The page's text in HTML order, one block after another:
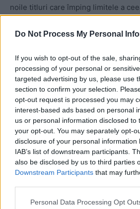
Do Not Process My Personal
If you wish to opt-out of the sale,
processing of your personal or
targeted advertising by us, please use
section to confirm your selection.
opt-out request is processed you may
interest-based ads based on personal
us or personal information disclosed to
your opt-out. You may separately opt-
disclosure of your personal information
IAB’s list of downstream participants.
also be disclosed by us to third parties
Downstream Participants that may
Personal Data Processing Opt
noile titluri care împing limitele a
pentru 2024 reflectă o comunitate
Dintre acestea,EVE Online șiOld
adresează unui public de nișă,
complexitate pentru cei care au timp
Includerea lor în clasament
ale jucătorilor români, de la
experiențe MMORPG nostalgice.